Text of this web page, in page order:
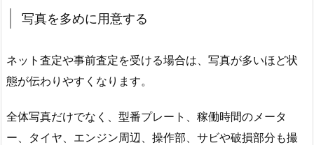
写真を多めに用意する
ネット査定や事前査定を受ける場合は、写真が多いほど状
態が伝わりやすくなります。
全体写真だけでなく、型番プレート、稼働時間のメータ
ー、タイヤ、エンジン周辺、操作部、サビや破損部分も撮